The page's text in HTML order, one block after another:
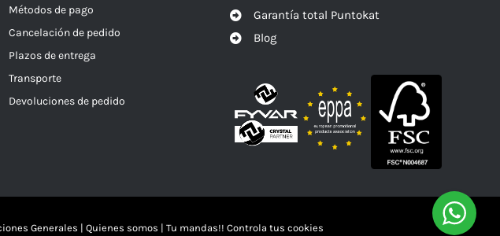
Métodos de pago
Cancelación de pedido
Plazos de entrega
Transporte
Devoluciones de pedido
Garantía total Puntokat
Blog
Generales | Quienes somos | Tu mandas!! Controla tus cookies